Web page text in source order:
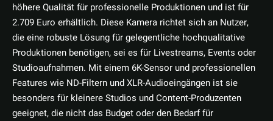
höhere Qualität für professionelle Produktionen und ist für
2.709 Euro erhältlich. Diese Kamera richtet sich an Nutzer,
die eine robuste Lösung für gelegentliche hochqualitative
Produktionen benötigen, sei es für Livestreams, Events oder
Studioaufnahmen. Mit einem 6K-Sensor und professionellen
Features wie ND-Filtern und XLR-Audioeingängen ist sie
besonders für kleinere Studios und Content-Produzenten
geeignet, die nicht das Budget oder den Bedarf für